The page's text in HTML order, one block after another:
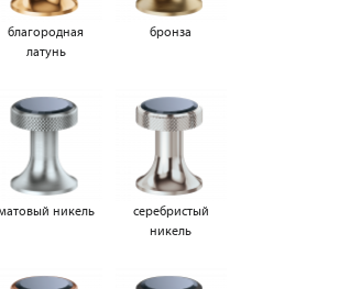
благородная
латунь
бронза
никель
серебристый
никель